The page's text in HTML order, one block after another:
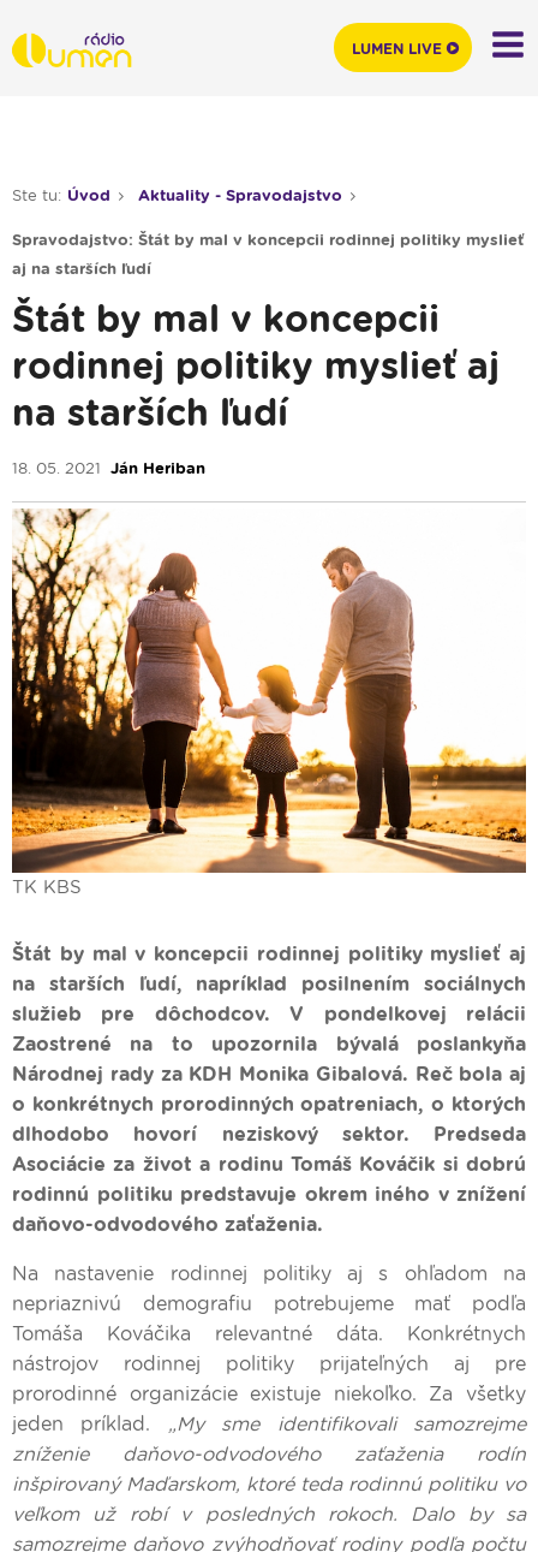
Ste tu: Úvod Aktuality - Spravodajstvo
Spravodajstvo: Štát by mal v koncepcii rodinnej politiky myslieť
aj na starších ľudí
Štát by mal v koncepcii
rodinnej politiky myslieť aj
na starších ľudí
18. 05. 2021 Ján Heriban
TK KBS
Štát by mal v koncepcii rodinnej politiky myslieť aj
na starších ľudí, napríklad posilnením sociálnych
služieb pre dôchodcov. V pondelkovej relácii
Zaostrené na to upozornila bývalá poslankyňa
Národnej rady za KDH Monika Gibalová. Reč bola aj
o konkrétnych prorodinných opatreniach, o ktorých
dlhodobo hovorí neziskový sektor. Predseda
Asociácie za život a rodinu Tomáš Kováčik si dobrú
rodinnú politiku predstavuje okrem iného v znížení
daňovo-odvodového zaťaženia.
Na nastavenie rodinnej politiky aj s ohľadom na
nepriaznivú demografiu potrebujeme mať podľa
Tomáša Kováčika relevantné dáta. Konkrétnych
nástrojov rodinnej politiky prijateľných aj pre
prorodinné organizácie existuje niekoľko. Za všetky
jeden príklad. „My sme identifikovali samozrejme
zníženie daňovo-odvodového zaťaženia rodín
inšpirovaný Maďarskom, ktoré teda rodinnú politiku vo
veľkom už robí v posledných rokoch. Dalo by sa
samozrejme daňovo zvýhodňovať rodiny podľa počtu
LUMEN LIVE